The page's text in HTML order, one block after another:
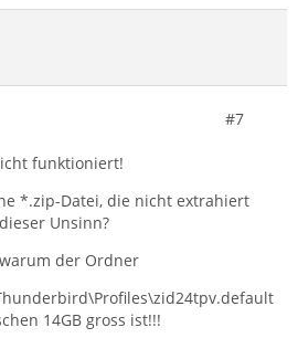
#7
funktioniert!
*.zip-Datei, die nicht extrahiert
Unsinn?
der Ordner
14GB gross ist!!!